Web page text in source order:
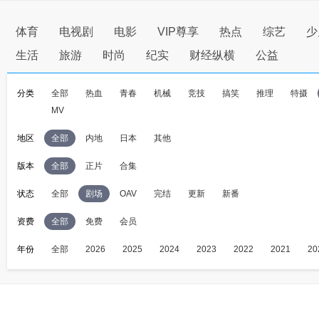
体育 电视剧 电影 VIP尊享 热点 综艺
生活
旅游 时尚 纪实 财经纵横 公益
分类 全部 热血 青春 机械 竞技 搞笑 推理
特摄
MV
地区 全部 内地 日本 其他
版本 全部 正片 合集
状态 全部 剧场 OAV 完结 更新 新番
资费 全部 免费 会员
年份 全部 2026 2025 2024 2023 2022 2021